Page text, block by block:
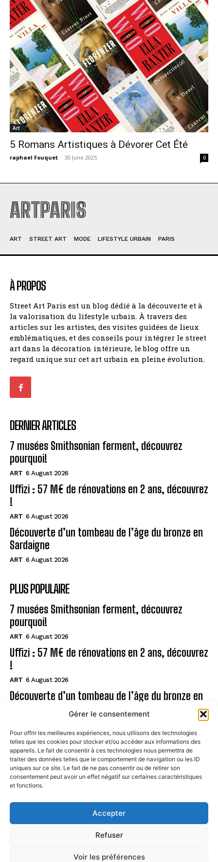
Gérer le consentement
Pour offrir les meilleures expériences, nous utilisons des technologies
telles que les cookies pour stocker et/ou accéder aux informations des
appareils. Le fait de consentir à ces technologies nous permettra de
traiter des données telles que le comportement de navigation ou les ID
uniques sur ce site. Le fait de ne pas consentir ou de retirer son
consentement peut avoir un effet négatif sur certaines caractéristiques
et fonctions.
Accepter
Refuser
Voir les préférences
Art
5 Romans Artistiques à Dévorer Cet Été
raphael Fouquet - 30 June 2025 0
ARTPARIS
ART STREET ART MODE LIFESTYLE URBAIN PARIS
À PROPOS
Street Art Paris est un blog dédié à la découverte et à
la valorisation du lifestyle urbain. À travers des
articles sur les artistes, des visites guidées de lieux
emblématiques, et des conseils pour intégrer le street
art dans la décoration intérieure, le blog offre un
regard unique sur cet art urbain en pleine évolution.
DERNIER ARTICLES
7 musées Smithsonian ferment, découvrez
pourquoi!
ART 6 August 2026
Uffizi : 57 M€ de rénovations en 2 ans, découvrez
!
ART 6 August 2026
Découverte d’un tombeau de l’âge du bronze en
Sardaigne
ART 6 August 2026
PLUS POPULAIRE
7 musées Smithsonian ferment, découvrez
pourquoi!
ART 6 August 2026
Uffizi : 57 M€ de rénovations en 2 ans, découvrez
!
ART 6 August 2026
Découverte d’un tombeau de l’âge du bronze en
Page
CONTACT
MENTIONS LÉGALES